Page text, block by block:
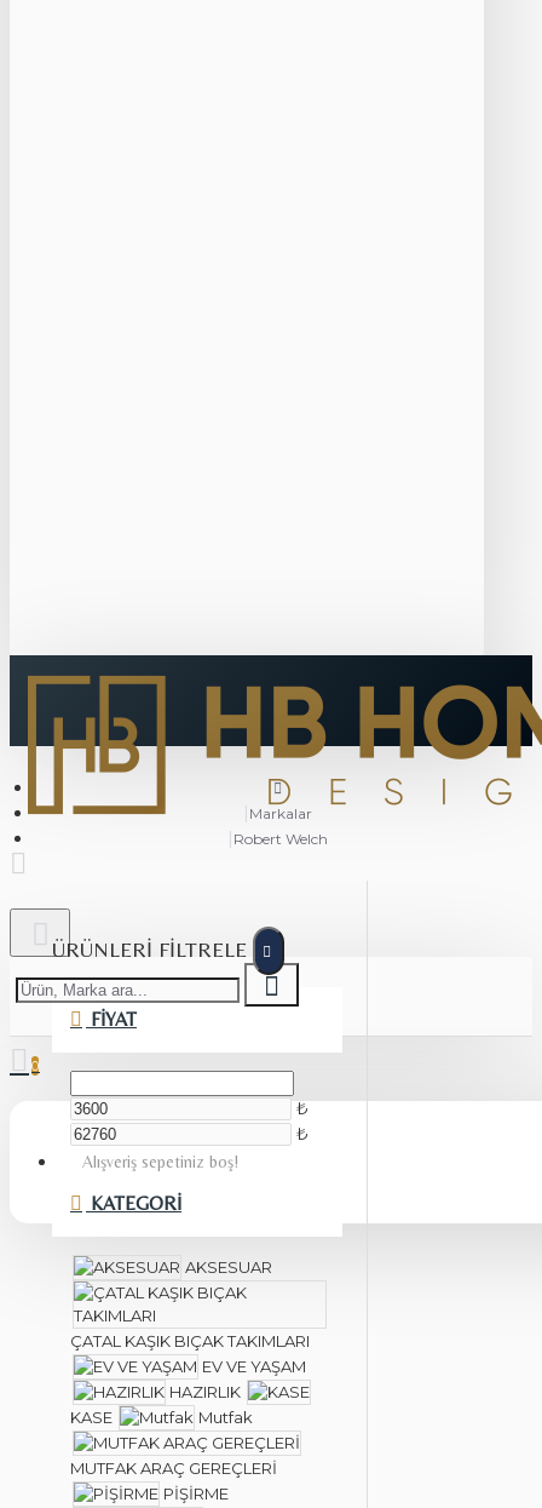
0
Alışveriş sepetiniz boş!
Markalar
Robert Welch
ÜRÜNLERI FILTRELE
FIYAT
₺
₺
KATEGORI
AKSESUAR
ÇATAL KAŞIK BIÇAK TAKIMLARI
EV VE YAŞAM
HAZIRLIK
KASE
Mutfak
MUTFAK ARAÇ GEREÇLERİ
PİŞİRME